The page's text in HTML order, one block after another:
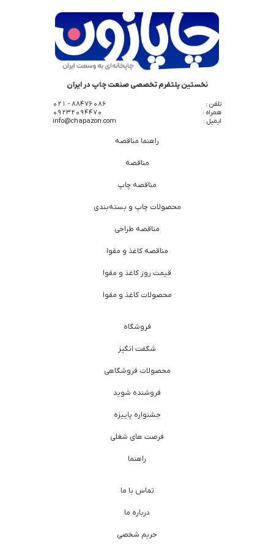
نخستین پلتفرم تخصصی صنعت چاپ در ایران
تلفن :
88476086 - 021
همراه :
09232094470
ایمیل :
info@chapazon.com
راهنما مناقصه
مناقصه
مناقصه چاپ
محصولات چاپ و بسته‌بندی
مناقصه طراحی
مناقصه کاغذ و مقوا
قیمت روز کاغذ و مقوا
محصولات کاغذ و مقوا
فروشگاه
شگفت انگیز
محصولات فروشگاهی
فروشنده شوید
جشنواره پاییزه
فرصت های شغلی
راهنما
تماس با ما
درباره ما
حریم شخصی